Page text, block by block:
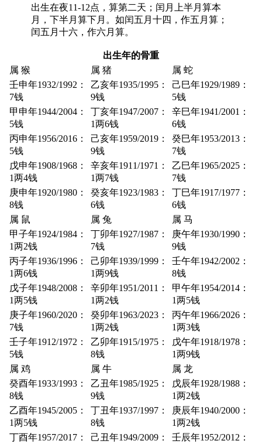
出生在夜11-12点，算第二天；闰月上半月算本
月，下半月算下月。如闰五月十四，作五月算；
闰五月十六，作六月算。
出生年的骨重
属 猴
属 猪
属 蛇
壬申年1932/1992：
7钱
乙亥年1935/1995：
9钱
己巳年1929/1989：
5钱
甲申年1944/2004：
5钱
丁亥年1947/2007：
1两6钱
辛巳年1941/2001：
6钱
丙申年1956/2016：
5钱
己亥年1959/2019：
9钱
癸巳年1953/2013：
7钱
戊申年1908/1968：
1两4钱
辛亥年1911/1971：
1两7钱
乙巳年1965/2025：
7钱
庚申年1920/1980：
8钱
癸亥年1923/1983：
6钱
丁巳年1917/1977：
6钱
属 鼠
属 兔
属 马
甲子年1924/1984：
1两2钱
丁卯年1927/1987：
7钱
庚午年1930/1990：
9钱
丙子年1936/1996：
1两6钱
己卯年1939/1999：
1两9钱
壬午年1942/2002：
8钱
戊子年1948/2008：
1两5钱
辛卯年1951/2011：
1两2钱
甲午年1954/2014：
1两5钱
庚子年1960/2020：
7钱
癸卯年1963/2023：
1两2钱
丙午年1966/2026：
1两3钱
壬子年1912/1972：
5钱
乙卯年1915/1975：
8钱
戊午年1918/1978：
1两9钱
属 鸡
属 牛
属 龙
癸酉年1933/1993：
8钱
乙丑年1985/1925：
9钱
戊辰年1928/1988：
1两2钱
乙酉年1945/2005：
1两5钱
丁丑年1937/1997：
8钱
庚辰年1940/2000：
1两2钱
丁酉年1957/2017：
己丑年1949/2009：
壬辰年1952/2012：